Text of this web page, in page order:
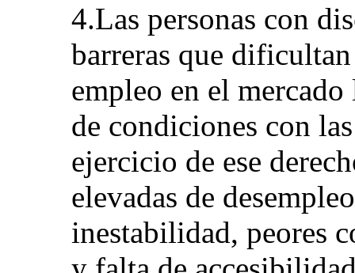
4.Las personas con
barreras que
empleo en el
de condiciones con
ejercicio de ese
elevadas de
inestabilidad, peores